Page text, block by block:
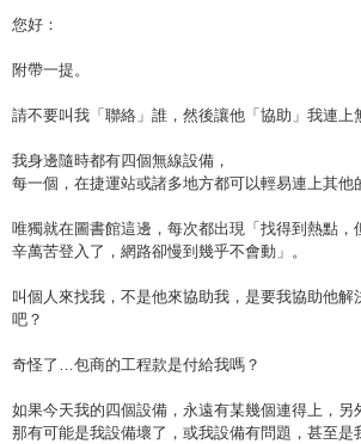
您好：
附帶一提。
請不要叫我「聯絡」誰，然後讓他「協助」我連
我身邊隨時都有四個無線設備，
每一個，在捷運站或諸多地方都可以輕易連上其他
唯獨就在圖書館這邊，每次都出現「找得到熱點，
辛萬苦登入了，網路卻慢到幾乎不會動」。
叫個人來找我，不是他來協助我，是要我協助他解
吧？
奇怪了…包商的工程款是付給我嗎？
如果今天我的四個設備，永遠有某幾個連得上，另
那有可能是我設備壞了，或我設備有問題，甚至是